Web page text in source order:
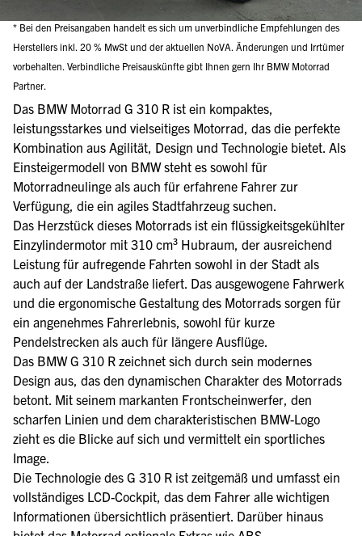
* Bei den Preisangaben handelt es sich um unverbindliche Empfehlungen des
Herstellers inkl. 20 % MwSt und der aktuellen NoVA. Änderungen und Irrtümer
vorbehalten. Verbindliche Preisauskünfte gibt Ihnen gern Ihr BMW Motorrad
Partner.
Das BMW Motorrad G 310 R ist ein kompaktes,
leistungsstarkes und vielseitiges Motorrad, das die perfekte
Kombination aus Agilität, Design und Technologie bietet. Als
Einsteigermodell von BMW steht es sowohl für
Motorradneulinge als auch für erfahrene Fahrer zur
Verfügung, die ein agiles Stadtfahrzeug suchen.
Das Herzstück dieses Motorrads ist ein flüssigkeitsgekühlter
Einzylindermotor mit 310 cm³ Hubraum, der ausreichend
Leistung für aufregende Fahrten sowohl in der Stadt als
auch auf der Landstraße liefert. Das ausgewogene Fahrwerk
und die ergonomische Gestaltung des Motorrads sorgen für
ein angenehmes Fahrerlebnis, sowohl für kurze
Pendelstrecken als auch für längere Ausflüge.
Das BMW G 310 R zeichnet sich durch sein modernes
Design aus, das den dynamischen Charakter des Motorrads
betont. Mit seinem markanten Frontscheinwerfer, den
scharfen Linien und dem charakteristischen BMW-Logo
zieht es die Blicke auf sich und vermittelt ein sportliches
Image.
Die Technologie des G 310 R ist zeitgemäß und umfasst ein
vollständiges LCD-Cockpit, das dem Fahrer alle wichtigen
Informationen übersichtlich präsentiert. Darüber hinaus